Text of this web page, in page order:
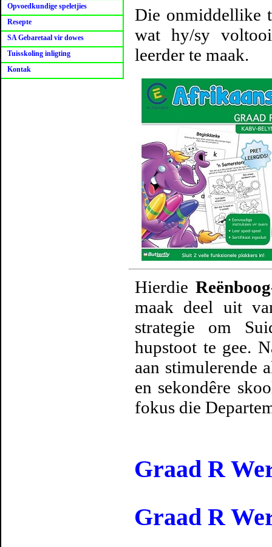
Opvoedkundige speletjies
Resepte
SA Gebaretaal vir dowes
Tuisskoling inligting
Kontak
Die onmiddellike
wat hy/sy
leerder te maak.
Hierdie
maak deel uit
strategie om
hupstoot te gee.
aan stimulerende
en sekondêre
fokus die
Graad R
Graad R